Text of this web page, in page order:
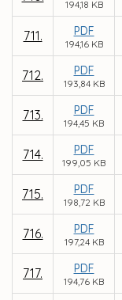
194,18 KB
711. PDF
194,16 KB
712. PDF
193,84 KB
713. PDF
194,45 KB
714. PDF
199,05 KB
715. PDF
198,72 KB
716. PDF
197,24 KB
717. PDF
194,76 KB